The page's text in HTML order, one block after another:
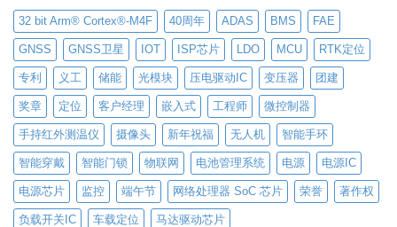
32 bit Arm® Cortex®-M4F 40周年 ADAS BMS FAE
GNSS GNSS卫星 IOT ISP芯片 LDO MCU RTK定位
专利 义工 储能 光模块 压电驱动IC 变压器 团建
奖章 定位 客户经理 嵌入式 工程师 微控制器
手持红外测温仪 摄像头 新年祝福 无人机 智能手环
智能穿戴 智能门锁 物联网 电池管理系统 电源 电源IC
电源芯片 监控 端午节 网络处理器 SoC 芯片 荣誉 著作权
负载开关IC 车载定位 马达驱动芯片